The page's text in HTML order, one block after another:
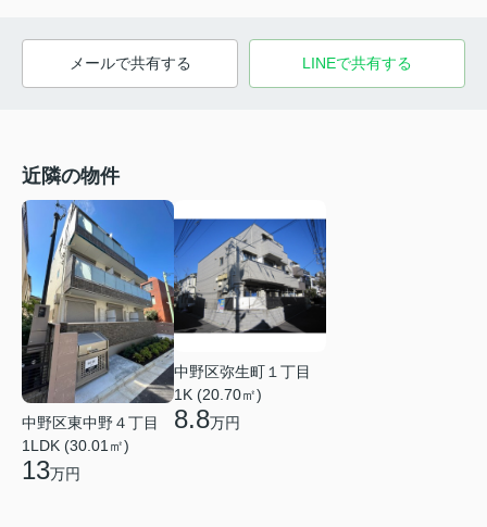
メールで共有する LINEで共有する
近隣の物件
中野区東中野４丁目
1LDK (30.01㎡)
13万円
中野区弥生町１丁目
1K (20.70㎡)
8.8万円